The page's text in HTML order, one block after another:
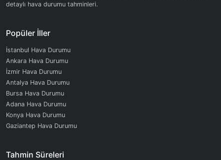
detaylı hava durumu tahminleri.
Popüler İller
İstanbul Hava Durumu
Ankara Hava Durumu
İzmir Hava Durumu
Antalya Hava Durumu
Bursa Hava Durumu
Adana Hava Durumu
Konya Hava Durumu
Gaziantep Hava Durumu
Tahmin Süreleri